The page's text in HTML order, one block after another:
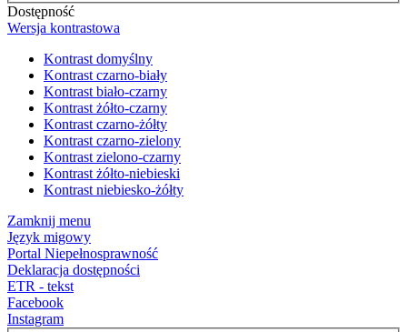
Dostępność
Wersja kontrastowa
Kontrast domyślny
Kontrast czarno-biały
Kontrast biało-czarny
Kontrast żółto-czarny
Kontrast czarno-żółty
Kontrast czarno-zielony
Kontrast zielono-czarny
Kontrast żółto-niebieski
Kontrast niebiesko-żółty
Zamknij menu
Język migowy
Portal Niepełnosprawność
Deklaracja dostępności
ETR - tekst
Facebook
Instagram